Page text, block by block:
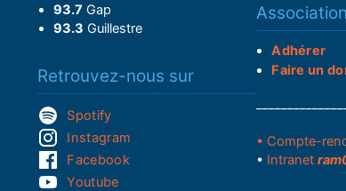
93.7 Gap
93.3 Guillestre
Retrouvez-nous sur
Spotify
Instagram
Facebook
Youtube
Association
Adhérer
Faire un
• Compte-
• Intranet